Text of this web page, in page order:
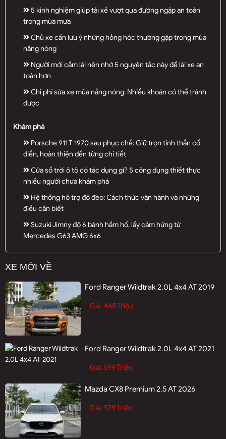
5 kinh nghiệm giúp tài xế vượt qua đường ngập an toàn
trong mùa mưa
Chủ xe cần lưu ý những hỏng hóc thường gặp trong mùa
nắng nóng
Người mới cầm lái nên nhớ 5 nguyên tắc này để lái xe an
toàn hơn
Chi phí sửa xe mùa nắng nóng: Nhiều khoản có thể tránh
được
Khám phá
Porsche 911 T 1970 sau phục chế: Giữ trọn tinh thần cổ
điển, hoàn thiện đến từng chi tiết
Cửa sổ trời ô tô có tác dụng gì? 5 công dụng thiết thực
nhiều người chưa khám phá
Hệ thống hỗ trợ đổ đèo: Cách thức vận hành và những
điều cần biết
Suzuki Jimny độ 6 bánh hầm hố, lấy cảm hứng từ
Mercedes G63 AMG 6x6
XE MỚI VỀ
Ford Ranger Wildtrak 2.0L 4x4 AT 2019
Giá:468 Triệu
Ford Ranger Wildtrak 2.0L 4x4 AT 2021
Giá:599 Triệu
Mazda CX8 Premium 2.5 AT 2026
Giá:979 Triệu